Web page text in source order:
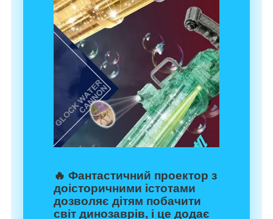
🔥 Фантастичний проектор з
доісторичними істотами
дозволяє дітям побачити
світ динозаврів, і це додає